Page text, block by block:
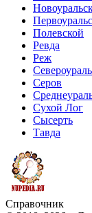
Полевской
Ревда
Реж
Серов
Сухой Лог
Сысерть
Тавда
Справочник